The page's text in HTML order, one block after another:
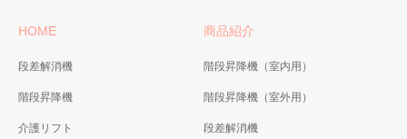
HOME
段差解消機
階段昇降機
介護リフト
商品紹介
階段昇降機（室内用）
階段昇降機（室外用）
段差解消機